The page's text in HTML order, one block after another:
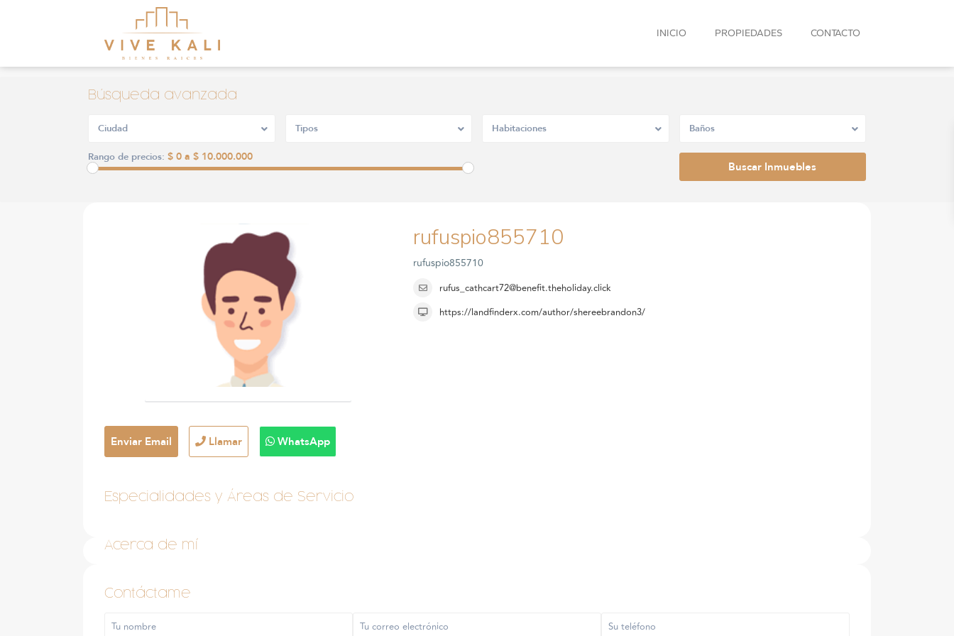
INICIO PROPIEDADES CONTACTO
Búsqueda avanzada
Ciudad Tipos Habitaciones Baños
Rango de precios: $ 0 a $ 10.000.000
rufuspio855710
rufuspio855710
rufus_cathcart72@benefit.theholiday.click
https://landfinderx.com/author/shereebrandon3/
Enviar Email Llamar WhatsApp
Especialidades y Áreas de Servicio
Acerca de mí
Contáctame